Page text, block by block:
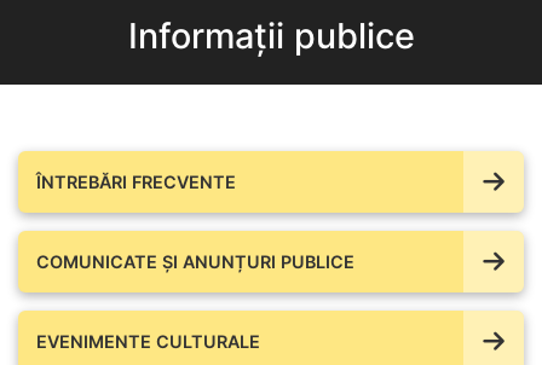
Informații publice
ÎNTREBĂRI FRECVENTE
COMUNICATE ŞI ANUNȚURI PUBLICE
EVENIMENTE CULTURALE